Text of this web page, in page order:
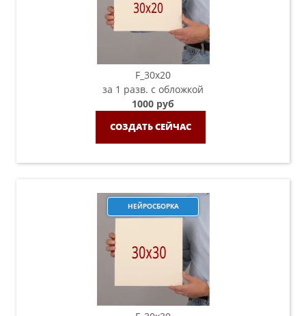
F_30х20
за 1 разв. с обложкой
1000 руб
СОЗДАТЬ СЕЙЧАС
НЕЙРОСБОРКА